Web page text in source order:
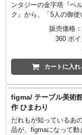
ンタジーの金字塔『ベ
ク』から、「5人の御使
す者」と自称し1000年
ゴッド・ハンドや使徒
ている謎多き剣士「髑
士」が、人気のアクシ
ギュアシリーズfigmaか
す。その細部までの造形
ダワリを感じるアイテ
プションパーツとして
「盾」「喚び水の剣」が
こちらは愛馬も付属し
ィション。
販売価格：
360 ポ
カートに入れ
figma/ テーブル美術
作 ひまわり
だれもが知っているあ
品が、figmaになって動